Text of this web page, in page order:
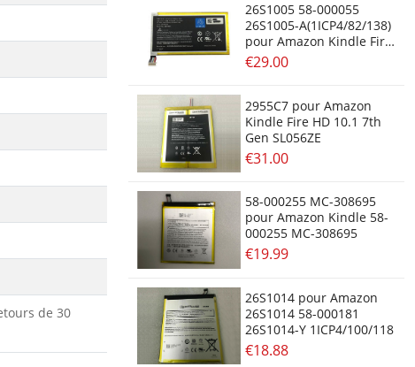
de 30
26S1005 58-000055
26S1005-A(1ICP4/82/138)
pour Amazon Kindle Fire
HD 7inch P48WVB4
€29.00
2955C7 pour Amazon
Kindle Fire HD 10.1 7th
Gen SL056ZE
€31.00
58-000255 MC-308695
pour Amazon Kindle 58-
000255 MC-308695
€19.99
26S1014 pour Amazon
26S1014 58-000181
26S1014-Y 1ICP4/100/118
€18.88